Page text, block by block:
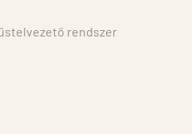
rendszer